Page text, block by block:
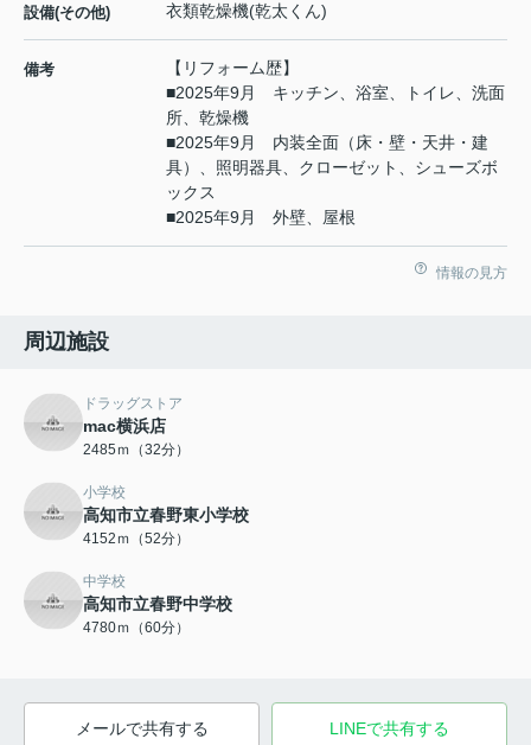
設備(その他) 衣類乾燥機(乾太くん)
備考
【リフォーム歴】
■2025年9月 キッチン、浴室、トイレ、洗面
所、乾燥機
■2025年9月 内装全面（床・壁・天井・建
具）、照明器具、クローゼット、シューズボ
ックス
■2025年9月 外壁、屋根
情報の見方
周辺施設
ドラッグストア
mac横浜店
2485ｍ（32分）
小学校
高知市立春野東小学校
4152ｍ（52分）
中学校
高知市立春野中学校
4780ｍ（60分）
メールで共有する LINEで共有する